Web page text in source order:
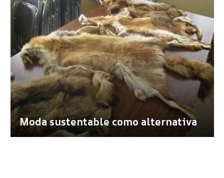
Moda sustentable como alternativa